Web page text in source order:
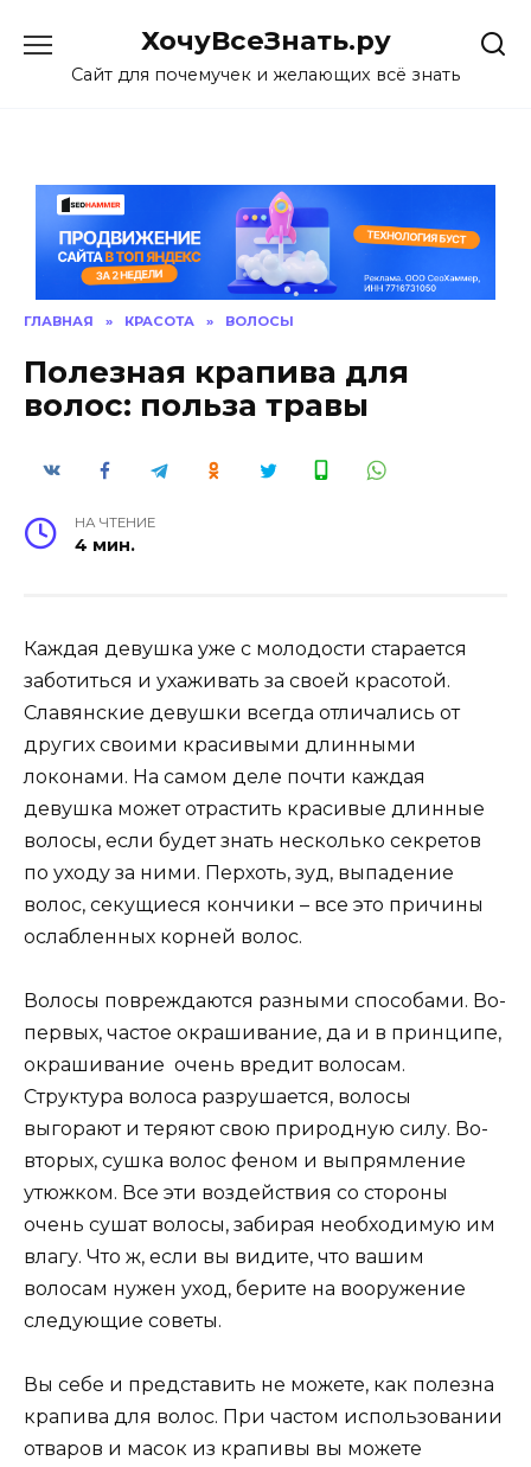
content
ХочуВсеЗнать.ру
Сайт для почемучек и желающих всё знать
ГЛАВНАЯ » КРАСОТА » ВОЛОСЫ
Полезная крапива для
волос: польза травы
НА ЧТЕНИЕ
4 мин.
Каждая девушка уже с молодости старается
заботиться и ухаживать за своей красотой.
Славянские девушки всегда отличались от
других своими красивыми длинными
локонами. На самом деле почти каждая
девушка может отрастить красивые длинные
волосы, если будет знать несколько секретов
по уходу за ними. Перхоть, зуд, выпадение
волос, секущиеся кончики – все это причины
ослабленных корней волос.
Волосы повреждаются разными способами. Во-
первых, частое окрашивание, да и в принципе,
окрашивание очень вредит волосам.
Структура волоса разрушается, волосы
выгорают и теряют свою природную силу. Во-
вторых, сушка волос феном и выпрямление
утюжком. Все эти воздействия со стороны
очень сушат волосы, забирая необходимую им
влагу. Что ж, если вы видите, что вашим
волосам нужен уход, берите на вооружение
следующие советы.
Вы себе и представить не можете, как полезна
крапива для волос. При частом использовании
отваров и масок из крапивы вы можете